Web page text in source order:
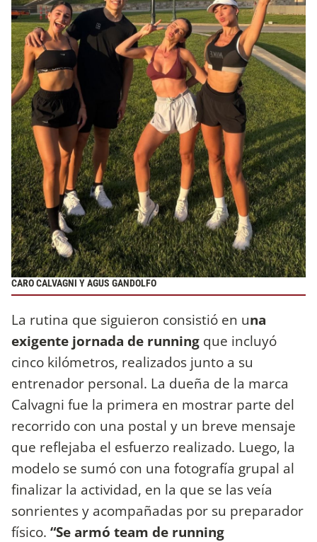
CARO CALVAGNI Y AGUS GANDOLFO
La rutina que siguieron consistió en una
exigente jornada de running que incluyó
cinco kilómetros, realizados junto a su
entrenador personal. La dueña de la marca
Calvagni fue la primera en mostrar parte del
recorrido con una postal y un breve mensaje
que reflejaba el esfuerzo realizado. Luego, la
modelo se sumó con una fotografía grupal al
finalizar la actividad, en la que se las veía
sonrientes y acompañadas por su preparador
físico. “Se armó team de running